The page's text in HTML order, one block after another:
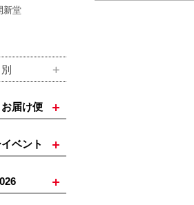
新堂
届け便
ベント